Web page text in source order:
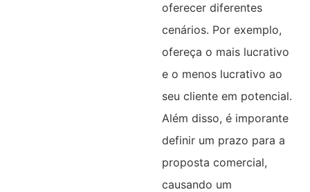
oferecer diferentes
cenários. Por exemplo,
ofereça o mais lucrativo
e o menos lucrativo ao
seu cliente em potencial.
Além disso, é imporante
definir um prazo para a
proposta comercial,
causando um